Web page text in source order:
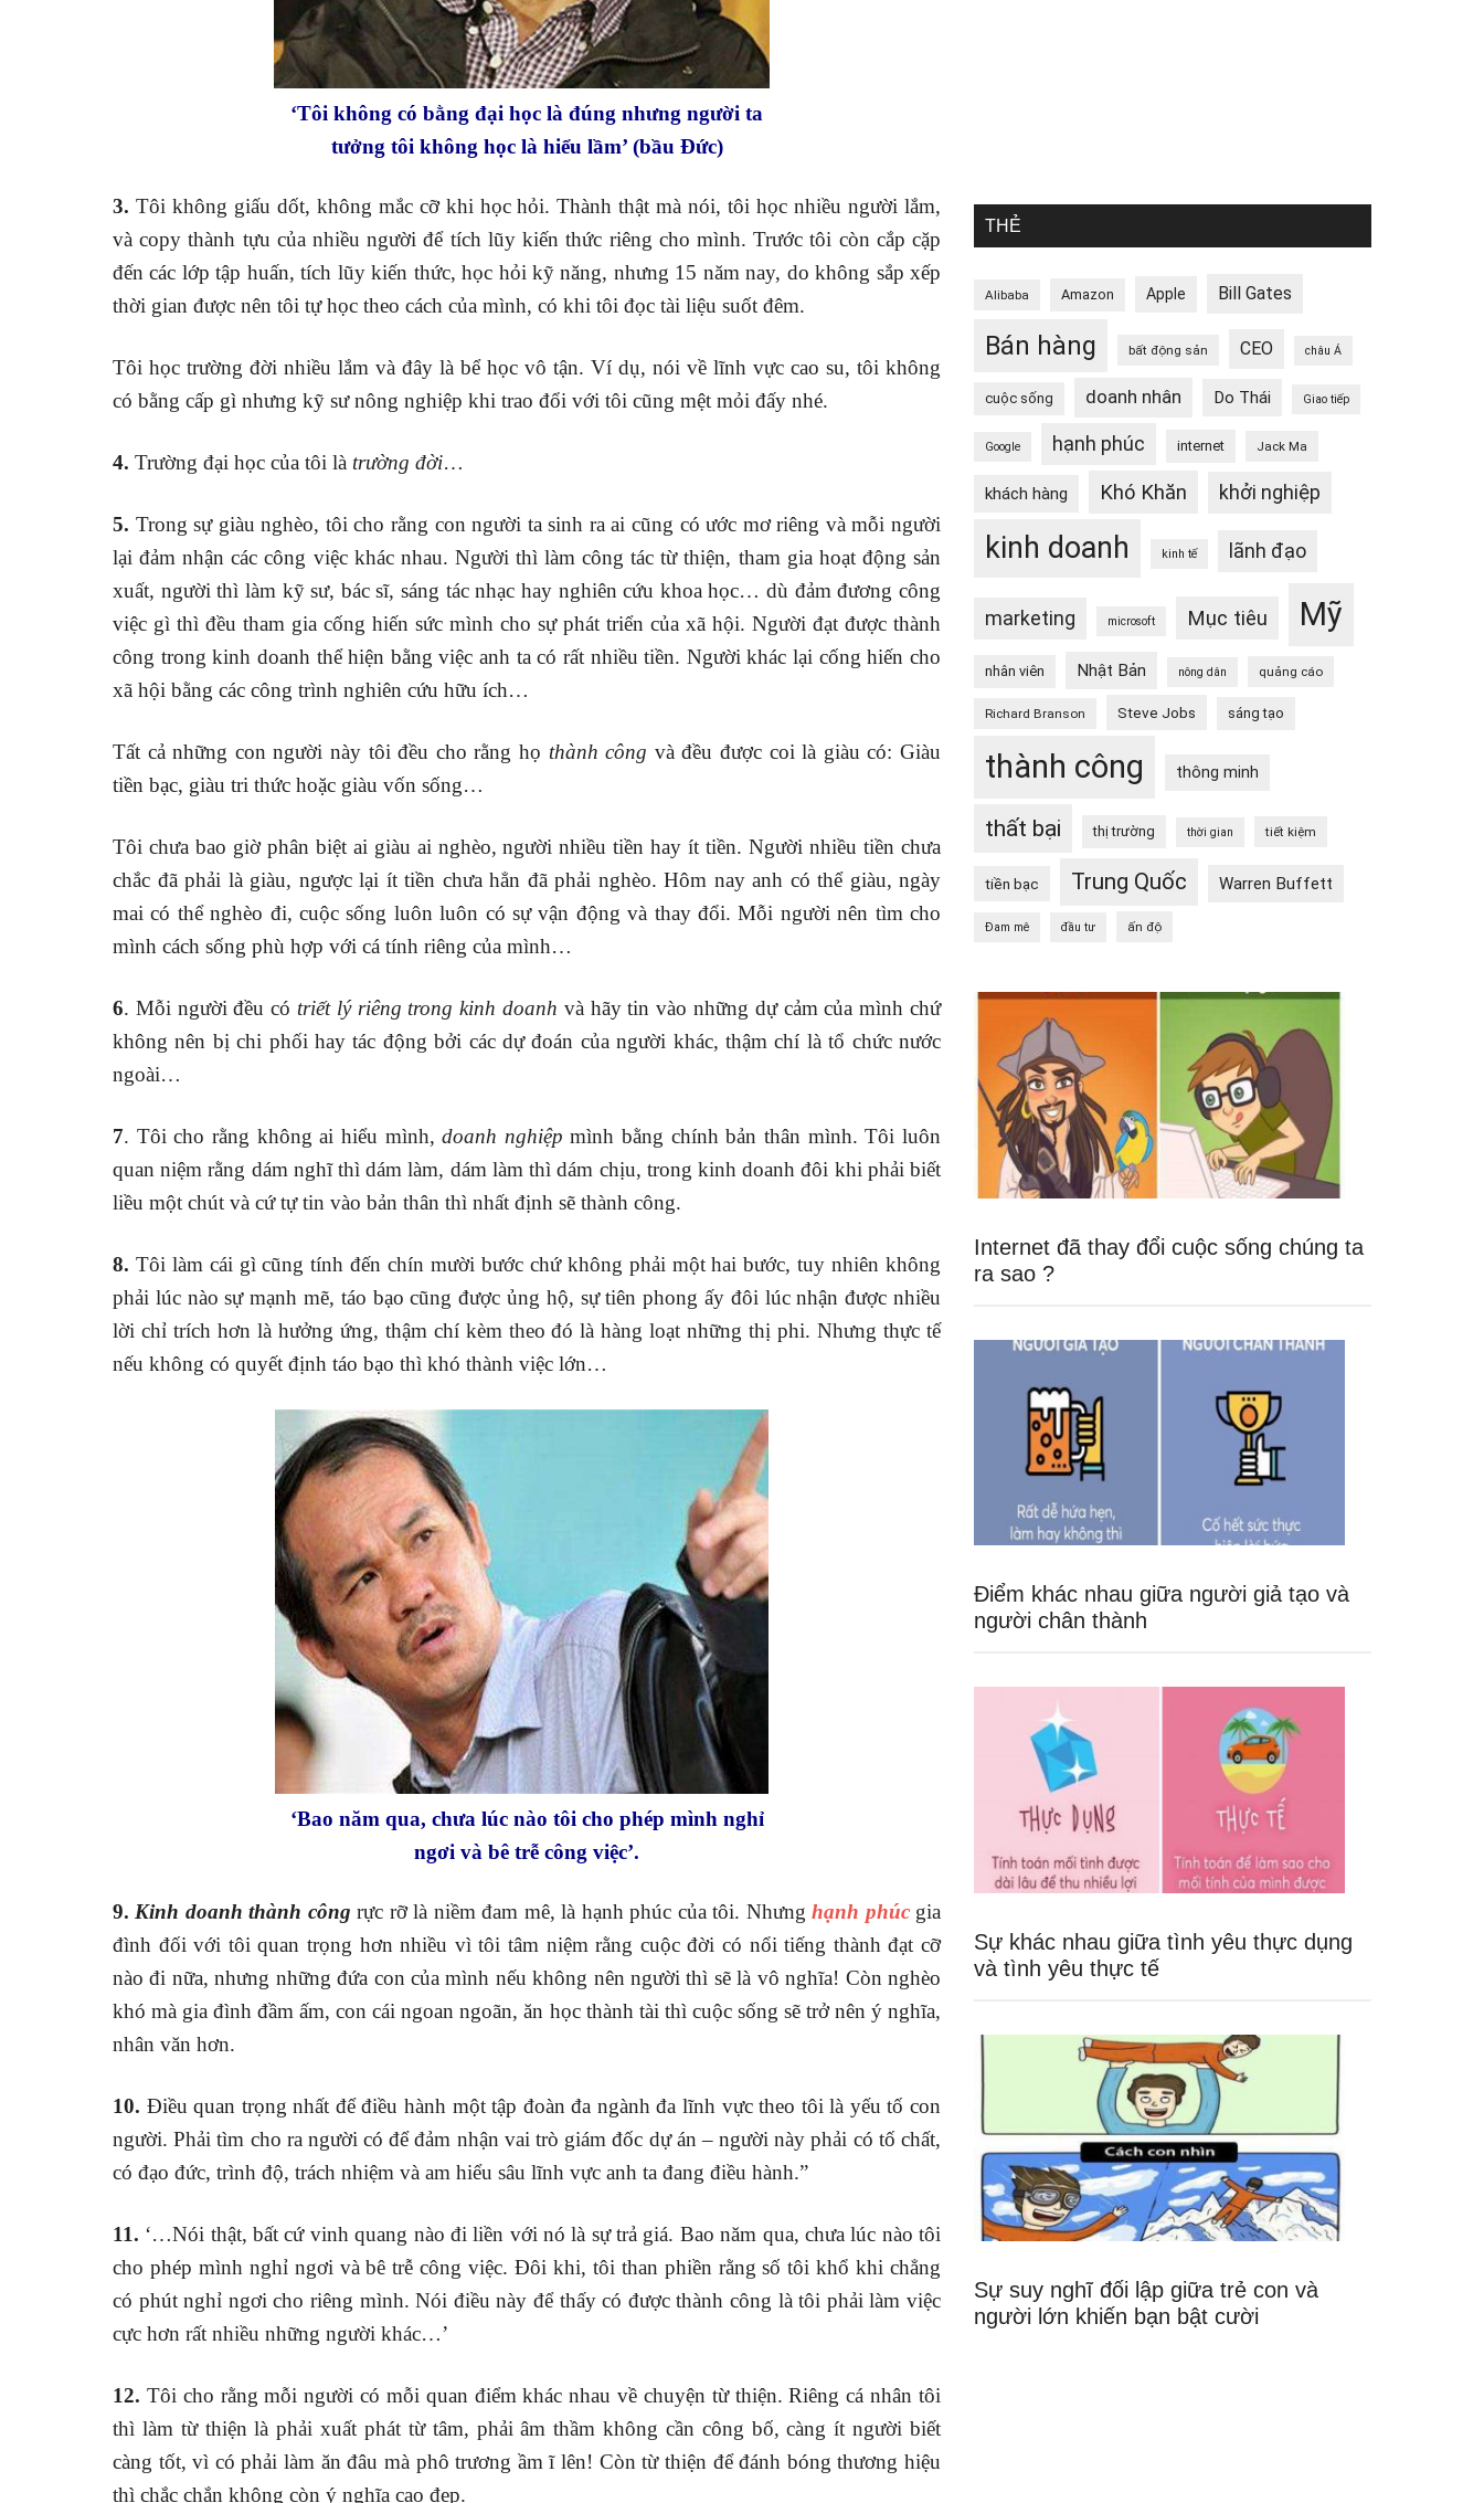
‘Tôi không có bằng đại học là đúng nhưng người ta
tưởng tôi không học là hiểu lầm’ (bầu Đức)
3. Tôi không giấu dốt, không mắc cỡ khi học hỏi. Thành thật mà nói, tôi học nhiều người lắm,
và copy thành tựu của nhiều người để tích lũy kiến thức riêng cho mình. Trước tôi còn cắp cặp
đến các lớp tập huấn, tích lũy kiến thức, học hỏi kỹ năng, nhưng 15 năm nay, do không sắp xếp
thời gian được nên tôi tự học theo cách của mình, có khi tôi đọc tài liệu suốt đêm.
Tôi học trường đời nhiều lắm và đây là bể học vô tận. Ví dụ, nói về lĩnh vực cao su, tôi không
có bằng cấp gì nhưng kỹ sư nông nghiệp khi trao đổi với tôi cũng mệt mỏi đấy nhé.
4. Trường đại học của tôi là trường đời…
5. Trong sự giàu nghèo, tôi cho rằng con người ta sinh ra ai cũng có ước mơ riêng và mỗi người
lại đảm nhận các công việc khác nhau. Người thì làm công tác từ thiện, tham gia hoạt động sản
xuất, người thì làm kỹ sư, bác sĩ, sáng tác nhạc hay nghiên cứu khoa học… dù đảm đương công
việc gì thì đều tham gia cống hiến sức mình cho sự phát triển của xã hội. Người đạt được thành
công trong kinh doanh thể hiện bằng việc anh ta có rất nhiều tiền. Người khác lại cống hiến cho
xã hội bằng các công trình nghiên cứu hữu ích…
Tất cả những con người này tôi đều cho rằng họ thành công và đều được coi là giàu có: Giàu
tiền bạc, giàu tri thức hoặc giàu vốn sống…
Tôi chưa bao giờ phân biệt ai giàu ai nghèo, người nhiều tiền hay ít tiền. Người nhiều tiền chưa
chắc đã phải là giàu, ngược lại ít tiền chưa hẳn đã phải nghèo. Hôm nay anh có thể giàu, ngày
mai có thể nghèo đi, cuộc sống luôn luôn có sự vận động và thay đổi. Mỗi người nên tìm cho
mình cách sống phù hợp với cá tính riêng của mình…
6. Mỗi người đều có triết lý riêng trong kinh doanh và hãy tin vào những dự cảm của mình chứ
không nên bị chi phối hay tác động bởi các dự đoán của người khác, thậm chí là tổ chức nước
ngoài…
7. Tôi cho rằng không ai hiểu mình,doanh nghiệp mình bằng chính bản thân mình. Tôi luôn
quan niệm rằng dám nghĩ thì dám làm, dám làm thì dám chịu, trong kinh doanh đôi khi phải biết
liều một chút và cứ tự tin vào bản thân thì nhất định sẽ thành công.
8. Tôi làm cái gì cũng tính đến chín mười bước chứ không phải một hai bước, tuy nhiên không
phải lúc nào sự mạnh mẽ, táo bạo cũng được ủng hộ, sự tiên phong ấy đôi lúc nhận được nhiều
lời chỉ trích hơn là hưởng ứng, thậm chí kèm theo đó là hàng loạt những thị phi. Nhưng thực tế
nếu không có quyết định táo bạo thì khó thành việc lớn…
‘Bao năm qua, chưa lúc nào tôi cho phép mình nghỉ
ngơi và bê trễ công việc’.
9. Kinh doanh thành công rực rỡ là niềm đam mê, là hạnh phúc của tôi. Nhưnghạnh phúcgia
đình đối với tôi quan trọng hơn nhiều vì tôi tâm niệm rằng cuộc đời có nổi tiếng thành đạt cỡ
nào đi nữa, nhưng những đứa con của mình nếu không nên người thì sẽ là vô nghĩa! Còn nghèo
khó mà gia đình đầm ấm, con cái ngoan ngoãn, ăn học thành tài thì cuộc sống sẽ trở nên ý nghĩa,
nhân văn hơn.
10. Điều quan trọng nhất để điều hành một tập đoàn đa ngành đa lĩnh vực theo tôi là yếu tố con
người. Phải tìm cho ra người có để đảm nhận vai trò giám đốc dự án – người này phải có tố chất,
có đạo đức, trình độ, trách nhiệm và am hiểu sâu lĩnh vực anh ta đang điều hành.”
11. ‘…Nói thật, bất cứ vinh quang nào đi liền với nó là sự trả giá. Bao năm qua, chưa lúc nào tôi
cho phép mình nghỉ ngơi và bê trễ công việc. Đôi khi, tôi than phiền rằng số tôi khổ khi chẳng
có phút nghỉ ngơi cho riêng mình. Nói điều này để thấy có được thành công là tôi phải làm việc
cực hơn rất nhiều những người khác…’
12. Tôi cho rằng mỗi người có mỗi quan điểm khác nhau về chuyện từ thiện. Riêng cá nhân tôi
thì làm từ thiện là phải xuất phát từ tâm, phải âm thầm không cần công bố, càng ít người biết
càng tốt, vì có phải làm ăn đâu mà phô trương ầm ĩ lên! Còn từ thiện để đánh bóng thương hiệu
thì chắc chắn không còn ý nghĩa cao đẹp.
THẺ
Alibaba Amazon Apple Bill Gates
Bán hàng bất động sản CEO châu Á
cuộc sống doanh nhân Do Thái Giao tiếp
Google hạnh phúc internet Jack Ma
khách hàng Khó Khăn khởi nghiệp
kinh doanh kinh tế lãnh đạo
marketing microsoft Mục tiêu Mỹ
nhân viên Nhật Bản nông dân quảng cáo
Richard Branson Steve Jobs sáng tạo
thành công thông minh
thất bại thị trường thời gian tiết kiệm
tiền bạc Trung Quốc Warren Buffett
Đam mê đầu tư ấn độ
Internet đã thay đổi cuộc sống chúng ta
ra sao ?
Điểm khác nhau giữa người giả tạo và
người chân thành
Sự khác nhau giữa tình yêu thực dụng
và tình yêu thực tế
Sự suy nghĩ đối lập giữa trẻ con và
người lớn khiến bạn bật cười